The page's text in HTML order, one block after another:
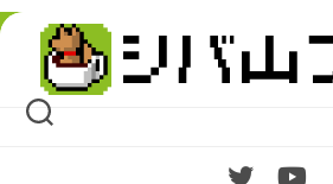
Skip
content
el
Knight
】で新
作感あ